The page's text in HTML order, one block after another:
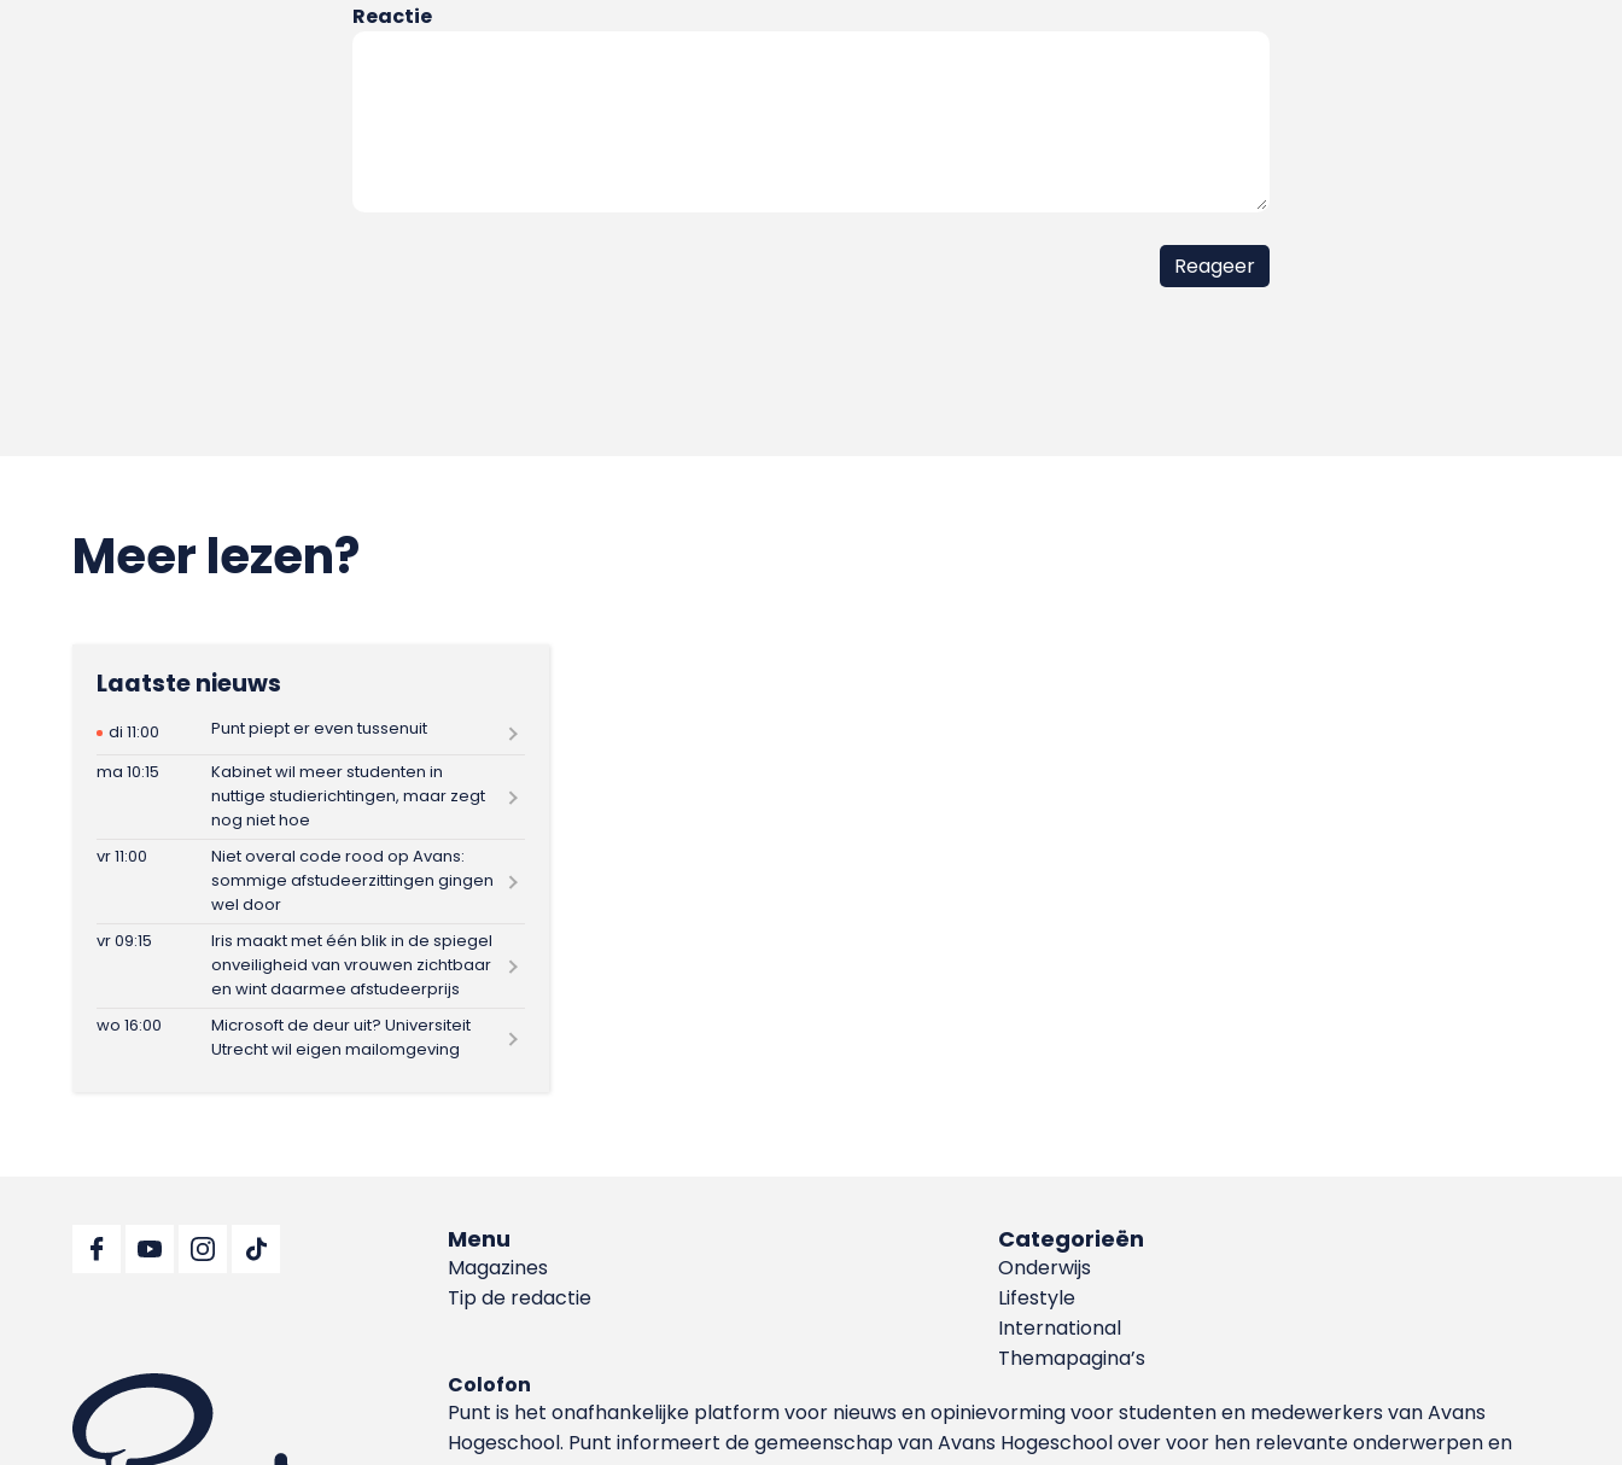
Reactie
Meer lezen?
Laatste nieuws
di 11:00
Punt piept er even tussenuit
ma 10:15
Kabinet wil meer studenten in
nuttige studierichtingen, maar zegt
nog niet hoe
vr 11:00
Niet overal code rood op Avans:
sommige afstudeerzittingen gingen
wel door
vr 09:15
Iris maakt met één blik in de spiegel
onveiligheid van vrouwen zichtbaar
en wint daarmee afstudeerprijs
wo 16:00
Microsoft de deur uit? Universiteit
Utrecht wil eigen mailomgeving
Menu
Magazines
Tip de redactie
Categorieën
Onderwijs
Lifestyle
International
Themapagina’s
Colofon
Punt is het onafhankelijke platform voor nieuws en opinievorming voor studenten en medewerkers van Avans
Hoge­school. Punt informeert de gemeenschap van Avans Hogeschool over voor hen relevante onderwerpen en